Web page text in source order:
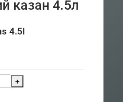
казан 4.5л
4.5l
+